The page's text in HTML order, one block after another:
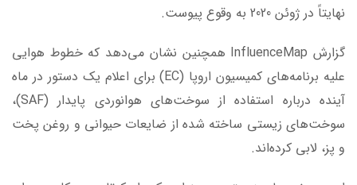
نهایتاً در ژوئن 2020 به وقوع پیوست.
گزارش InfluenceMap همچنین نشان می‌دهد که خطوط هوایی
علیه برنامه‌های کمیسیون اروپا (EC) برای اعلام یک دستور در ماه
آینده درباره استفاده از سوخت‌های هوانوردی پایدار (SAF)،
سوخت‌های زیستی ساخته شده از ضایعات حیوانی و روغن پخت
و پز، لابی کرده‌اند.